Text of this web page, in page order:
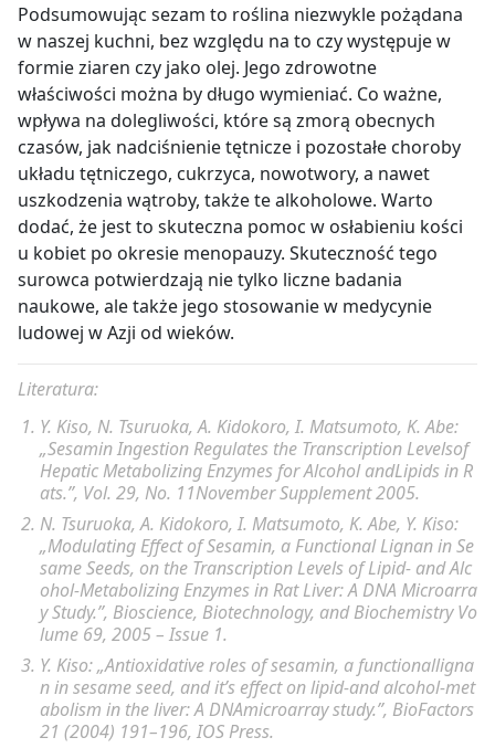
Podsumowując sezam to roślina niezwykle pożądana
w naszej kuchni, bez względu na to czy występuje w
formie ziaren czy jako olej. Jego zdrowotne
właściwości można by długo wymieniać. Co ważne,
wpływa na dolegliwości, które są zmorą obecnych
czasów, jak nadciśnienie tętnicze i pozostałe choroby
układu tętniczego, cukrzyca, nowotwory, a nawet
uszkodzenia wątroby, także te alkoholowe. Warto
dodać, że jest to skuteczna pomoc w osłabieniu kości
u kobiet po okresie menopauzy. Skuteczność tego
surowca potwierdzają nie tylko liczne badania
naukowe, ale także jego stosowanie w medycynie
ludowej w Azji od wieków.
Literatura:
Y. Kiso, N. Tsuruoka, A. Kidokoro, I. Matsumoto, K. Abe:
„Sesamin Ingestion Regulates the Transcription Levelsof
Hepatic Metabolizing Enzymes for Alcohol andLipids in R
ats.”, Vol. 29, No. 11November Supplement 2005.
N. Tsuruoka, A. Kidokoro, I. Matsumoto, K. Abe, Y. Kiso:
„Modulating Effect of Sesamin, a Functional Lignan in Se
same Seeds, on the Transcription Levels of Lipid- and Alc
ohol-Metabolizing Enzymes in Rat Liver: A DNA Microarra
y Study.”, Bioscience, Biotechnology, and BiochemistryVo
lume 69, 2005 – Issue 1.
Y. Kiso: „Antioxidative roles of sesamin, a functionalligna
n in sesame seed, and it’s effect on lipid-and alcohol-met
abolism in the liver: A DNAmicroarray study.”, BioFactors
21 (2004) 191–196, IOS Press.